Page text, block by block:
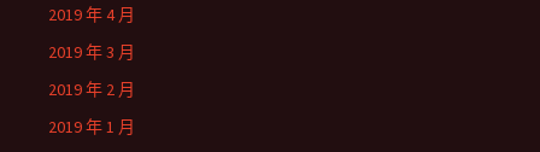
2019 年 4 月
2019 年 3 月
2019 年 2 月
2019 年 1 月